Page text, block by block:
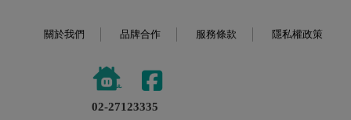
關於我們 品牌合作 服務條款 隱私權政策
02-27123335